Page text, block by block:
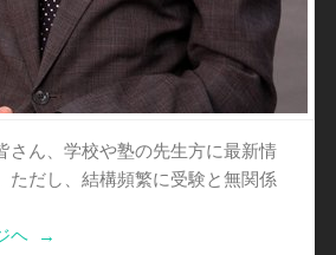
さん、学校や塾の先生方に最新情
ただし、結構頻繁に受験と無関係
ヘ
→